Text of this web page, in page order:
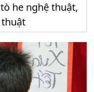
he nghệ thuật,
thuật